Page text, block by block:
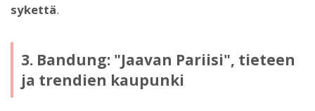
sykettä.
3. Bandung: "Jaavan Pariisi", tieteen
ja trendien kaupunki